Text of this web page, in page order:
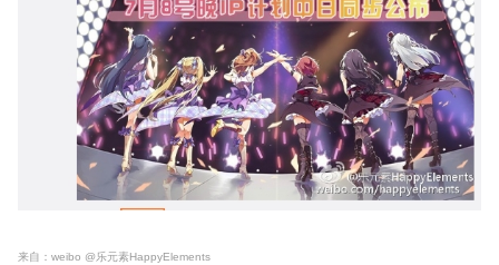
来自：weibo @乐元素HappyElements